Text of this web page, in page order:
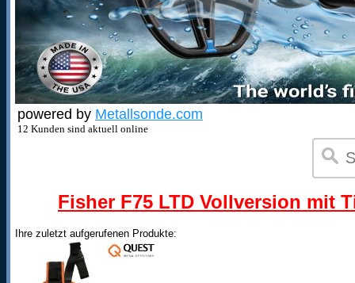
powered by Metallsonde.com
12 Kunden sind aktuell online
Fisher F75 LTD Vollversion mit
Ihre zuletzt aufgerufenen Produkte: